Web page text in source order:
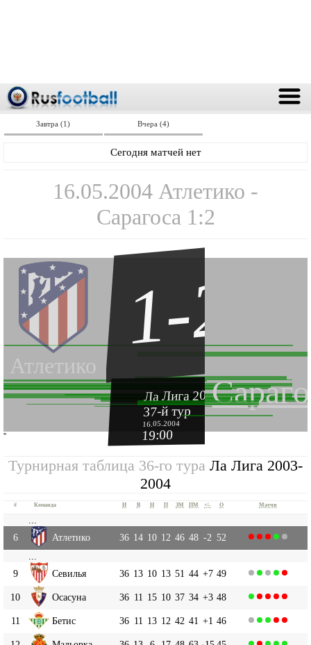
Завтра (1) Вчера (4)
Сегодня матчей нет
16.05.2004 Атлетико -
Сарагоса 1:2
Атлетико
1-2
Ла Лига 2003-2004
37-й тур
16.05.2004
19:00
''
Турнирная таблица 36-го тура Ла Лига 2003-
2004
# Команда И В Н П ЗМ ПМ +|- О Матчи
6
Атлетико 36 14 10 12 46 48 -2 52
9
Севилья 36 13 10 13 51 44 +7 49
10 Осасуна 36 11 15 10 37 34 +3 48
11 Бетис 36 11 13 12 42 41 +1 46